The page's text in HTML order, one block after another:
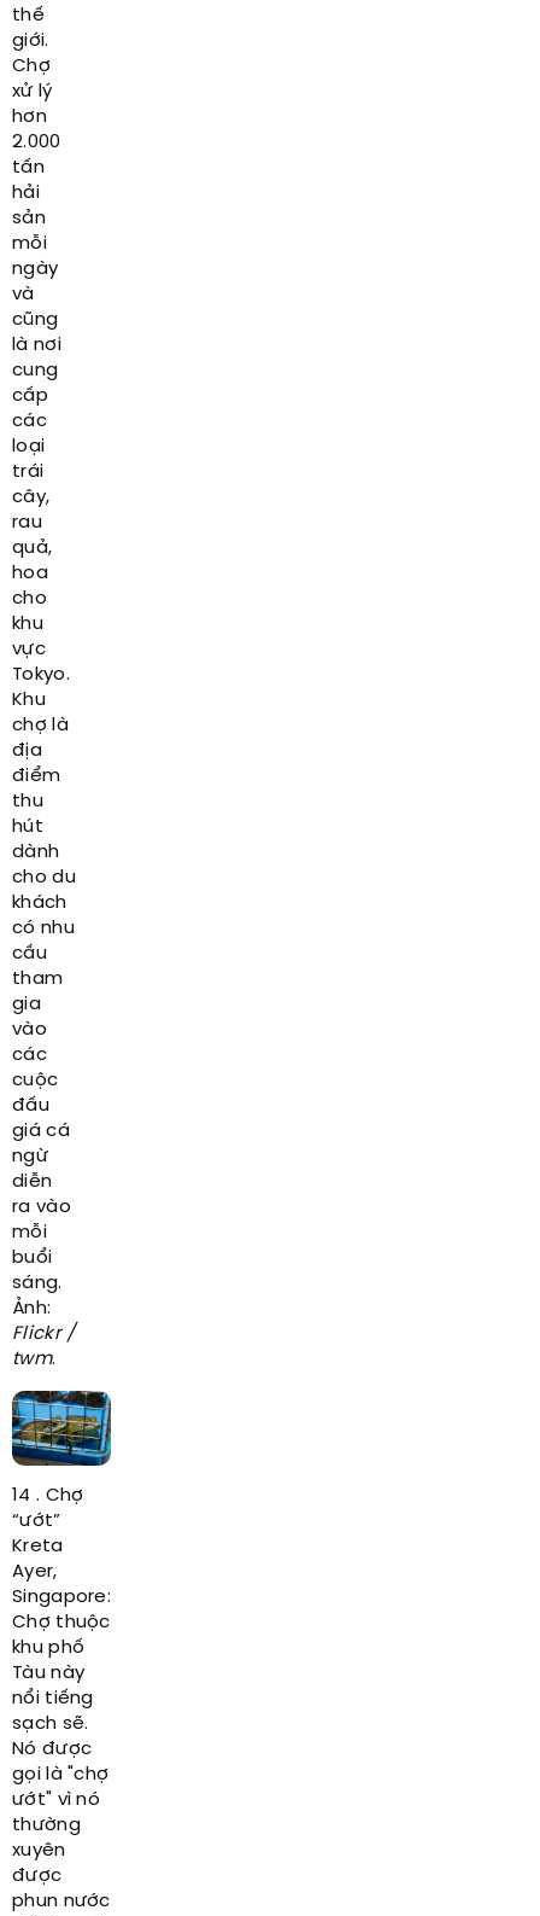
thế
giới.
Chợ
xử lý
hơn
2.000
tấn
hải
sản
mỗi
ngày
và
cũng
là nơi
cung
cấp
các
loại
trái
cây,
rau
quả,
hoa
cho
khu
vực
Tokyo.
Khu
chợ là
địa
điểm
thu
hút
dành
cho du
khách
có nhu
cầu
tham
gia
vào
các
cuộc
đấu
giá cá
ngừ
diễn
ra vào
mỗi
buổi
sáng.
Ảnh:
Flickr /
twm.
14 . Chợ
“ướt”
Kreta
Ayer,
Singapore:
Chợ thuộc
khu phố
Tàu này
nổi tiếng
sạch sẽ.
Nó được
gọi là "chợ
ướt" vì nó
thường
xuyên
được
phun nước